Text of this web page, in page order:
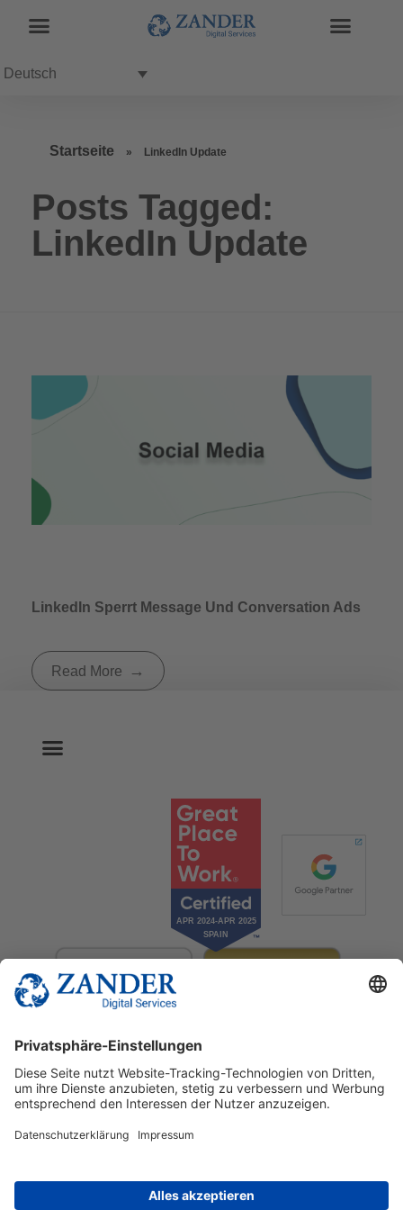
Deutsch
Startseite » LinkedIn Update
Posts Tagged:
LinkedIn Update
LinkedIn Sperrt Message Und Conversation Ads
Read More
© 2025 Zander Digital Services Deutschland GmbH